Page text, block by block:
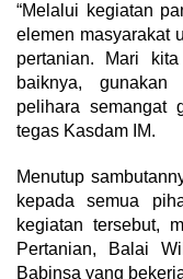
“Melalui kegiatan
elemen masyarakat
pertanian. Mari
baiknya,
pelihara semangat
tegas Kasdam IM.
Menutup
kepada semua
kegiatan tersebut,
Pertanian, Balai
Babinsa yang